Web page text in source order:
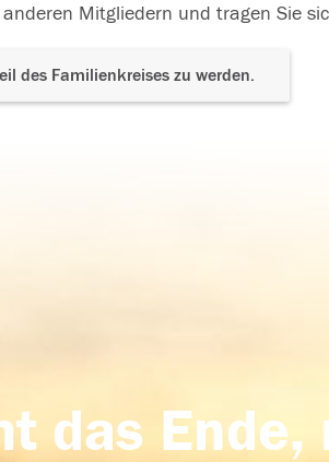
Mitgliedern und tragen Sie
des Familienkreises zu werden.
das